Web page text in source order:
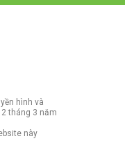
hình và
tháng 3 năm
này